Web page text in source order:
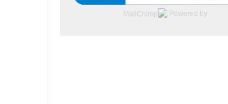
Powered by